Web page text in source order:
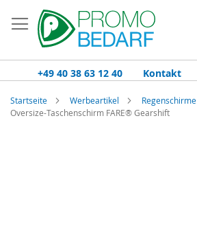
Inhalt
springen
+49 40 38 63 12 40 Kontakt
Startseite Werbeartikel Regenschirme
Oversize-Taschenschirm FARE® Gearshift